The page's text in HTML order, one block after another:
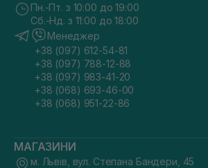
Пн.-Пт. з 10:00 до 19:00
Сб.-Нд. з 11:00 до 18:00
Менеджер
+38 (097) 612-54-81
+38 (097) 788-12-88
+38 (097) 983-41-20
+38 (068) 693-46-00
+38 (068) 951-22-86
МАГАЗИНИ
м. Львів, вул. Степана Бандери, 45